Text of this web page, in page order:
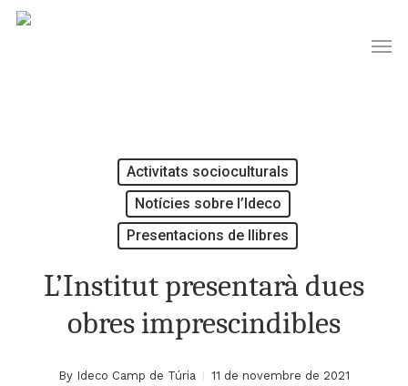
Skip
Activitats socioculturals
Notícies sobre l’Ideco
Presentacions de llibres
L’Institut presentarà dues
obres imprescindibles
By Ideco Camp de Túria
11 de novembre de 2021